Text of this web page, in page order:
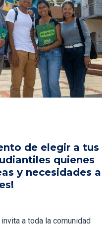
de elegir a tus
quienes
y necesidades a
a toda la comunidad